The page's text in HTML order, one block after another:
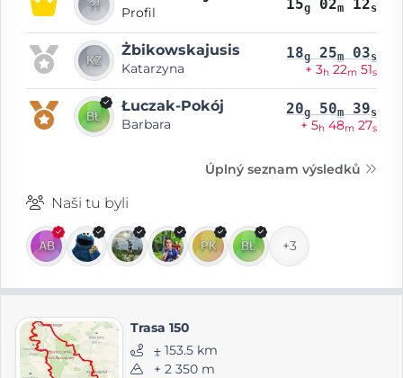
Profil 15g 02m 12s
Żbikowska­jusis
Katarzyna
18g 25m 03s
+ 3h 22m 51s
Łuczak-Pokój
Barbara
20g 50m 39s
+ 5h 48m 27s
Úplný seznam výsledků
Naši tu byli
+3
Trasa 150
⨦ 153.5 km
+ 2 350 m